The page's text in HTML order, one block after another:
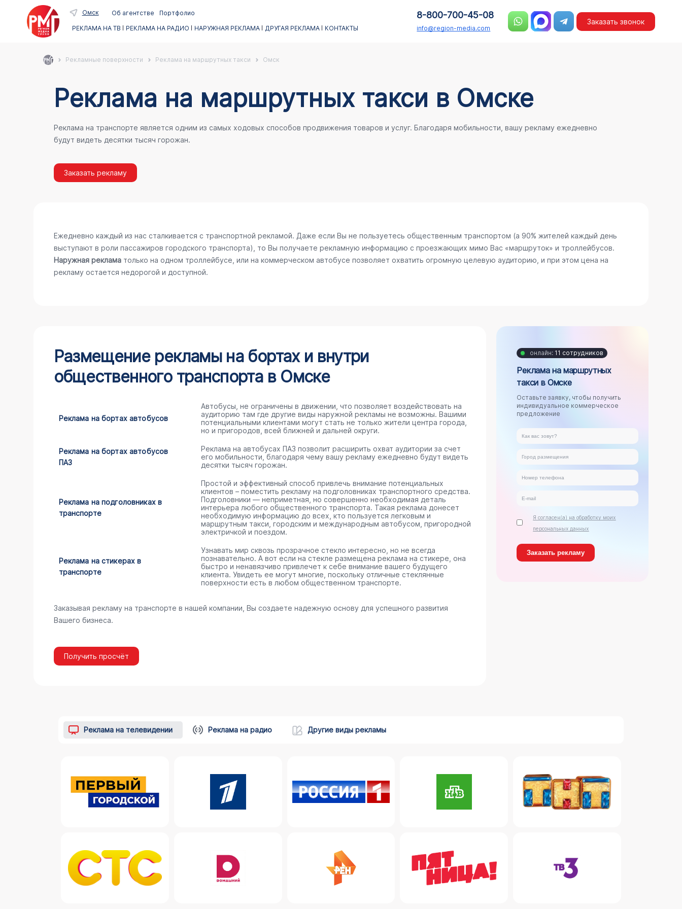
Омск Об агентстве
Портфолио
РЕКЛАМА НА ТВ
РЕКЛАМА НА РАДИО НАРУЖНАЯ РЕКЛАМА ДРУГАЯ РЕКЛАМА КОНТАКТЫ
8-800-700-45-08
info@region-media.com
Заказать звонок
Рекламные поверхности Реклама на маршрутных такси Омск
Реклама на маршрутных такси в Омске
Реклама на транспорте является одним из самых ходовых способов продвижения товаров и услуг. Благодаря мобильности, вашу рекламу ежедневно
будут видеть десятки тысяч горожан.
Заказать рекламу
Ежедневно каждый из нас сталкивается с транспортной рекламой. Даже если Вы не пользуетесь общественным транспортом (а 90% жителей каждый день
выступают в роли пассажиров городского транспорта), то Вы получаете рекламную информацию с проезжающих мимо Вас «маршруток» и троллейбусов.
Наружная реклама только на одном троллейбусе, или на коммерческом автобусе позволяет охватить огромную целевую аудиторию, и при этом цена на
рекламу остается недорогой и доступной.
Размещение рекламы на бортах и внутри
общественного транспорта в Омске
Реклама на бортах автобусов
Автобусы, не ограничены в движении, что позволяет воздействовать на
аудиторию там где другие виды наружной рекламы не возможны. Вашими
потенциальными клиентами могут стать не только жители центра города,
но и пригородов, всей ближней и дальней округи.
Реклама на бортах автобусов
ПАЗ
Реклама на автобусах ПАЗ позволит расширить охват аудитории за счет
его мобильности, благодаря чему вашу рекламу ежедневно будут видеть
десятки тысяч горожан.
Реклама на подголовниках в
транспорте
Простой и эффективный способ привлечь внимание потенциальных
клиентов – поместить рекламу на подголовниках транспортного средства.
Подголовники — неприметная, но совершенно необходимая деталь
интерьера любого общественного транспорта. Такая реклама донесет
необходимую информацию до всех, кто пользуется легковым и
маршрутным такси, городским и международным автобусом, пригородной
электричкой и поездом.
Реклама на стикерах в
транспорте
Узнавать мир сквозь прозрачное стекло интересно, но не всегда
познавательно. А вот если на стекле размещена реклама на стикере, она
быстро и ненавязчиво привлечет к себе внимание вашего будущего
клиента. Увидеть ее могут многие, поскольку отличные стеклянные
поверхности есть в любом общественном транспорте.
Заказывая рекламу на транспорте в нашей компании, Вы создаете надежную основу для успешного развития
Вашего бизнеса.
Получить просчёт
онлайн: 11 сотрудников
Реклама на маршрутных
такси в Омске
Оставьте заявку, чтобы получить
индивидуальное коммерческое
предложение
Я согласен(а) на обработку моих
персональных данных
Реклама на телевидении Реклама на радио Другие виды рекламы